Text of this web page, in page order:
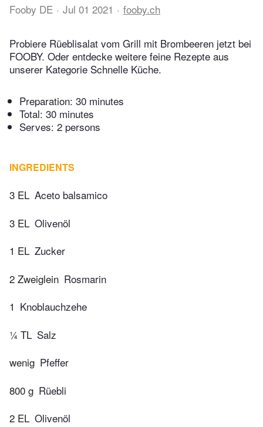
Fooby DE Jul 01 2021 fooby.ch
Probiere Rüeblisalat vom Grill mit Brombeeren jetzt bei
FOOBY. Oder entdecke weitere feine Rezepte aus
unserer Kategorie Schnelle Küche.
Preparation: 30 minutes
Total: 30 minutes
Serves: 2 persons
INGREDIENTS
3 EL Aceto balsamico
3 EL Olivenöl
1 EL Zucker
2 Zweiglein Rosmarin
1 Knoblauchzehe
¼ TL Salz
wenig Pfeffer
800 g Rüebli
2 EL Olivenöl